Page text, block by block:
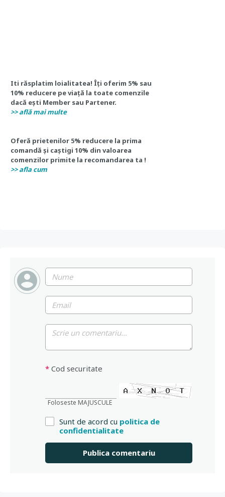
Iti răsplatim loialitatea! Îți oferim 5% sau
10% reducere pe viață la toate comenzile
dacă ești Member sau Partener.
>> află mai multe
Oferă prietenilor 5% reducere la prima
comandă și caștigi 10% din valoarea
comenzilor primite la recomandarea ta !
>> afla cum
* Cod securitate
Foloseste MAJUSCULE
Sunt de acord cu politica de
confidentialitate